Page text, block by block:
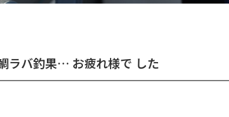
ラバ釣果… お疲れ様で した